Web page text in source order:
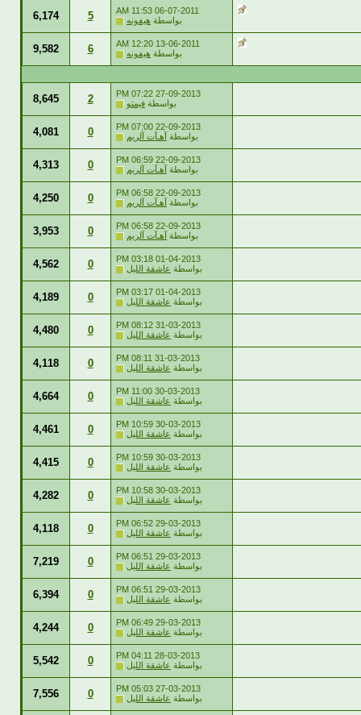
06-07-2011
11:53 AM
بواسطة هيفونه 5
6,174
13-06-2011
12:20 AM
بواسطة هيفونه 6
9,582
27-09-2013
07:22 PM
بواسطة فيمتو 2
8,645
22-09-2013
07:00 PM
بواسطة آهـآت آلريم 0
4,081
22-09-2013
06:59 PM
بواسطة آهـآت آلريم 0
4,313
22-09-2013
06:58 PM
بواسطة آهـآت آلريم 0
4,250
22-09-2013
06:58 PM
بواسطة آهـآت آلريم 0
3,953
01-04-2013
03:18 PM
بواسطة عاشقة الليل 0
4,562
01-04-2013
03:17 PM
بواسطة عاشقة الليل 0
4,189
31-03-2013
08:12 PM
بواسطة عاشقة الليل 0
4,480
31-03-2013
08:11 PM
بواسطة عاشقة الليل 0
4,118
30-03-2013
11:00 PM
بواسطة عاشقة الليل 0
4,664
30-03-2013
10:59 PM
بواسطة عاشقة الليل 0
4,461
30-03-2013
10:59 PM
بواسطة عاشقة الليل 0
4,415
30-03-2013
10:58 PM
بواسطة عاشقة الليل 0
4,282
29-03-2013
06:52 PM
بواسطة عاشقة الليل 0
4,118
29-03-2013
06:51 PM
بواسطة عاشقة الليل 0
7,219
29-03-2013
06:51 PM
بواسطة عاشقة الليل 0
6,394
29-03-2013
06:49 PM
بواسطة عاشقة الليل 0
4,244
28-03-2013
04:11 PM
بواسطة عاشقة الليل 0
5,542
27-03-2013
05:03 PM
بواسطة عاشقة الليل 0
7,556